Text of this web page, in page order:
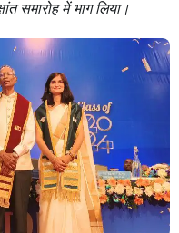
समारोह में भाग लिया।